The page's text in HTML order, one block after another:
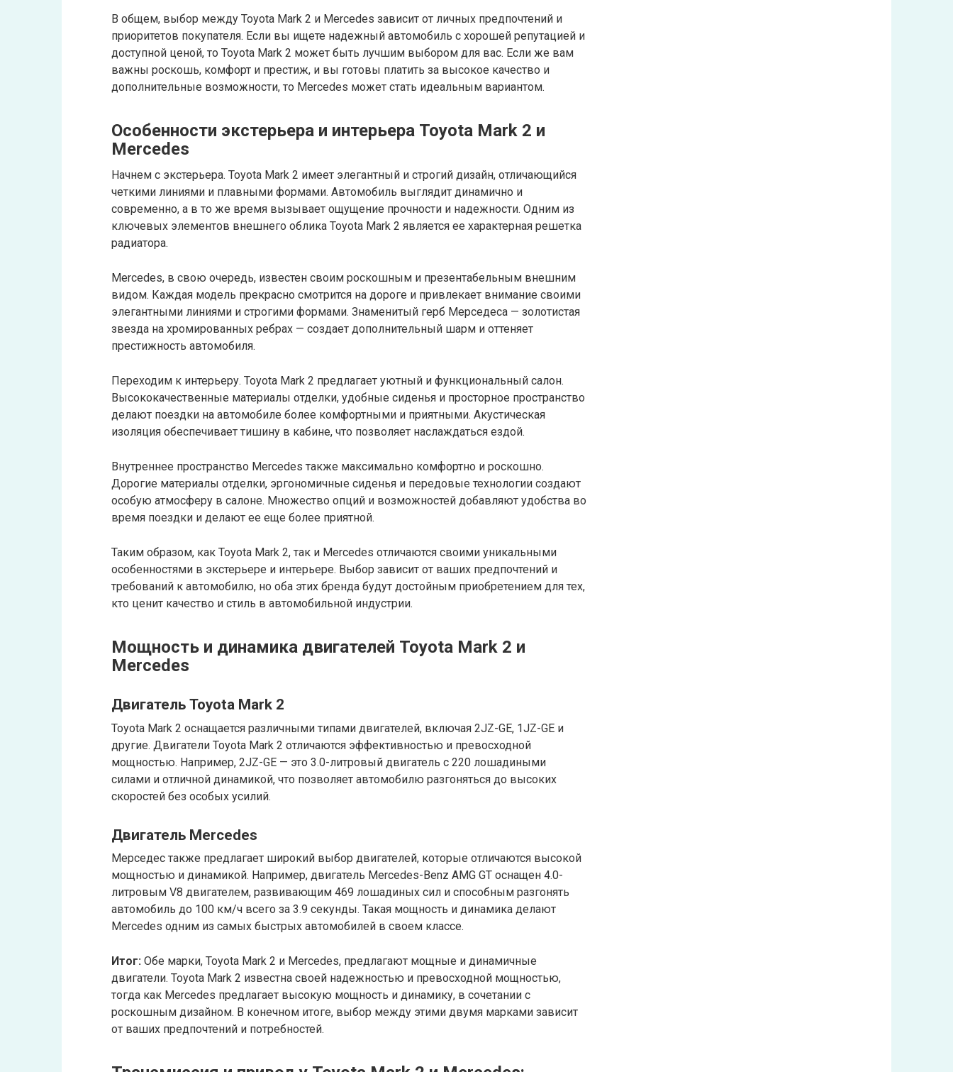
В общем, выбор между Toyota Mark 2 и Mercedes зависит от личных предпочтений и
приоритетов покупателя. Если вы ищете надежный автомобиль с хорошей репутацией и
доступной ценой, то Toyota Mark 2 может быть лучшим выбором для вас. Если же вам
важны роскошь, комфорт и престиж, и вы готовы платить за высокое качество и
дополнительные возможности, то Mercedes может стать идеальным вариантом.
Особенности экстерьера и интерьера Toyota Mark 2 и
Mercedes
Начнем с экстерьера. Toyota Mark 2 имеет элегантный и строгий дизайн, отличающийся
четкими линиями и плавными формами. Автомобиль выглядит динамично и
современно, а в то же время вызывает ощущение прочности и надежности. Одним из
ключевых элементов внешнего облика Toyota Mark 2 является ее характерная решетка
радиатора.
Mercedes, в свою очередь, известен своим роскошным и презентабельным внешним
видом. Каждая модель прекрасно смотрится на дороге и привлекает внимание своими
элегантными линиями и строгими формами. Знаменитый герб Мерседеса — золотистая
звезда на хромированных ребрах — создает дополнительный шарм и оттеняет
престижность автомобиля.
Переходим к интерьеру. Toyota Mark 2 предлагает уютный и функциональный салон.
Высококачественные материалы отделки, удобные сиденья и просторное пространство
делают поездки на автомобиле более комфортными и приятными. Акустическая
изоляция обеспечивает тишину в кабине, что позволяет наслаждаться ездой.
Внутреннее пространство Mercedes также максимально комфортно и роскошно.
Дорогие материалы отделки, эргономичные сиденья и передовые технологии создают
особую атмосферу в салоне. Множество опций и возможностей добавляют удобства во
время поездки и делают ее еще более приятной.
Таким образом, как Toyota Mark 2, так и Mercedes отличаются своими уникальными
особенностями в экстерьере и интерьере. Выбор зависит от ваших предпочтений и
требований к автомобилю, но оба этих бренда будут достойным приобретением для тех,
кто ценит качество и стиль в автомобильной индустрии.
Мощность и динамика двигателей Toyota Mark 2 и
Mercedes
Двигатель Toyota Mark 2
Toyota Mark 2 оснащается различными типами двигателей, включая 2JZ-GE, 1JZ-GE и
другие. Двигатели Toyota Mark 2 отличаются эффективностью и превосходной
мощностью. Например, 2JZ-GE — это 3.0-литровый двигатель с 220 лошадиными
силами и отличной динамикой, что позволяет автомобилю разгоняться до высоких
скоростей без особых усилий.
Двигатель Mercedes
Мерседес также предлагает широкий выбор двигателей, которые отличаются высокой
мощностью и динамикой. Например, двигатель Mercedes-Benz AMG GT оснащен 4.0-
литровым V8 двигателем, развивающим 469 лошадиных сил и способным разгонять
автомобиль до 100 км/ч всего за 3.9 секунды. Такая мощность и динамика делают
Mercedes одним из самых быстрых автомобилей в своем классе.
Итог: Обе марки, Toyota Mark 2 и Mercedes, предлагают мощные и динамичные
двигатели. Toyota Mark 2 известна своей надежностью и превосходной мощностью,
тогда как Mercedes предлагает высокую мощность и динамику, в сочетании с
роскошным дизайном. В конечном итоге, выбор между этими двумя марками зависит
от ваших предпочтений и потребностей.